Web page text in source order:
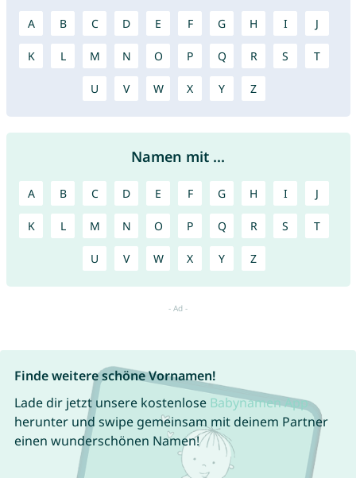
A B C D E F G H I J
K L M N O P Q R S T
U V W X Y Z
Namen mit ...
A B C D E F G H I J
K L M N O P Q R S T
U V W X Y Z
Finde weitere schöne Vornamen!
Lade dir jetzt unsere kostenlose Babynamen App
herunter und swipe gemeinsam mit deinem Partner
einen wunderschönen Namen!